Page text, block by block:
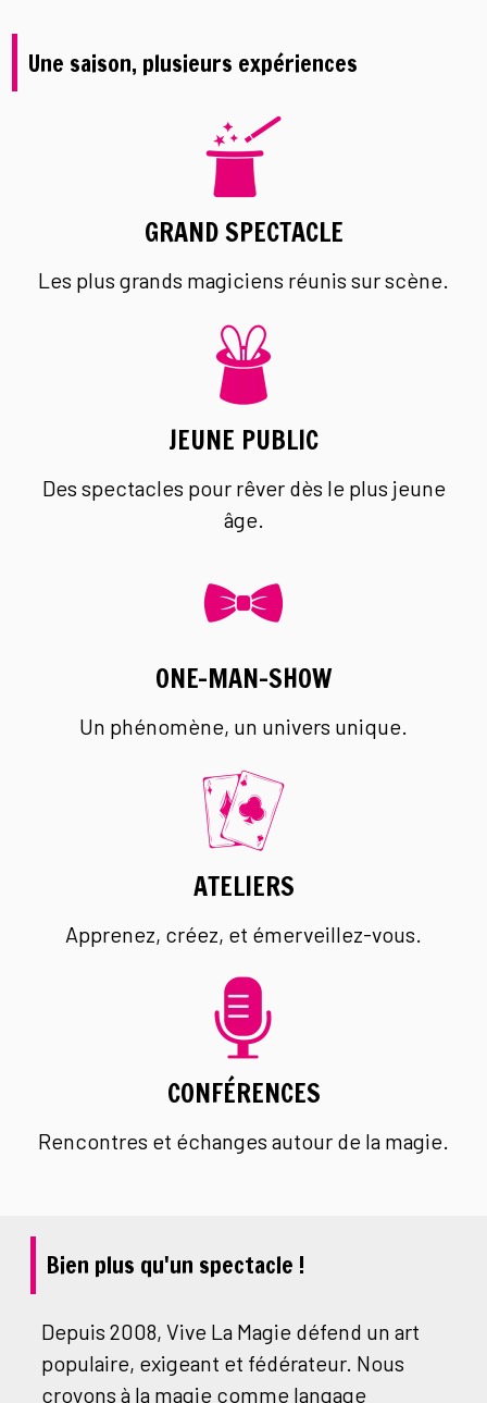
Une saison, plusieurs expériences
GRAND SPECTACLE
Les plus grands magiciens réunis sur scène.
JEUNE PUBLIC
Des spectacles pour rêver dès le plus jeune
âge.
ONE-MAN-SHOW
Un phénomène, un univers unique.
ATELIERS
Apprenez, créez, et émerveillez-vous.
CONFÉRENCES
Rencontres et échanges autour de la magie.
Bien plus qu'un spectacle !
Depuis 2008, Vive La Magie défend un art
populaire, exigeant et fédérateur. Nous
croyons à la magie comme langage